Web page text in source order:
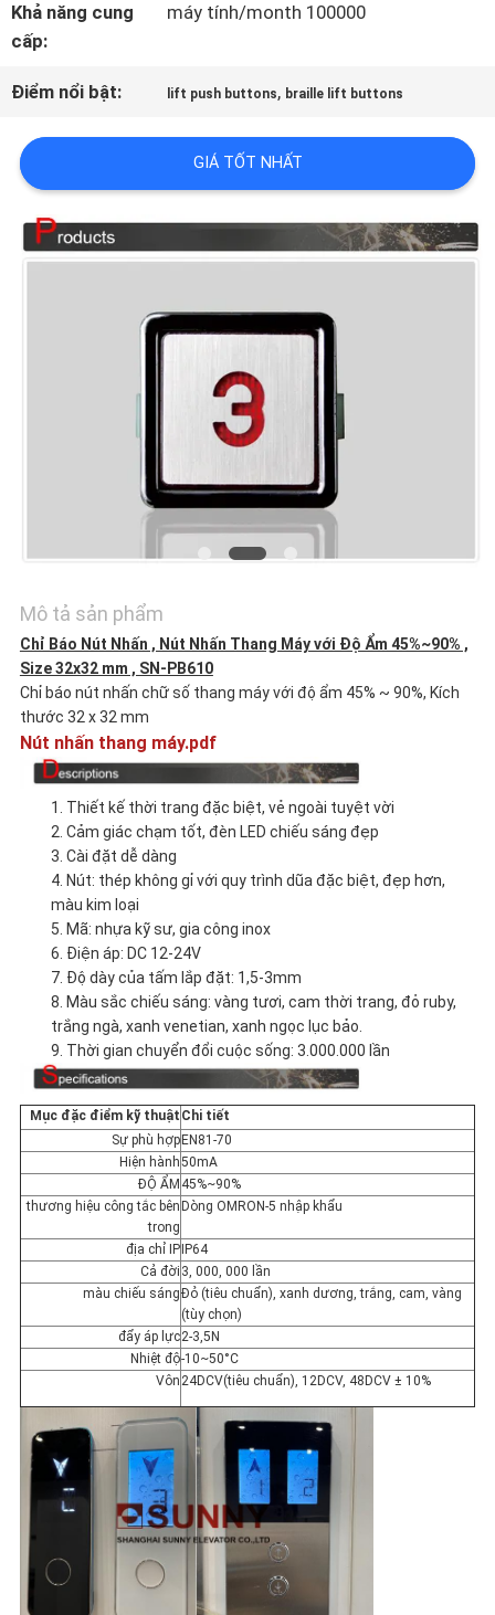
KIỂM
CHẤT
LƯỢNG
CÁC
TRƯỜNG
HỢP
TRANG
WEB
PRIVACY
POLICY
Khả năng cung
cấp:
máy tính/month 100000
Điểm nổi bật: lift push buttons, braille lift buttons
GIÁ TỐT NHẤT
Mô tả sản phẩm
Chỉ Báo Nút Nhấn , Nút Nhấn Thang Máy với Độ Ẩm 45%~90% ,
Size 32x32 mm , SN-PB610
Chỉ báo nút nhấn chữ số thang máy với độ ẩm 45% ~ 90%, Kích
thước 32 x 32 mm
Nút nhấn thang máy.pdf
1. Thiết kế thời trang đặc biệt, vẻ ngoài tuyệt vời
2. Cảm giác chạm tốt, đèn LED chiếu sáng đẹp
3. Cài đặt dễ dàng
4. Nút: thép không gỉ với quy trình dũa đặc biệt, đẹp hơn,
màu kim loại
5. Mã: nhựa kỹ sư, gia công inox
6. Điện áp: DC 12-24V
7. Độ dày của tấm lắp đặt: 1,5-3mm
8. Màu sắc chiếu sáng: vàng tươi, cam thời trang, đỏ ruby,
trắng ngà, xanh venetian, xanh ngọc lục bảo.
9. Thời gian chuyển đổi cuộc sống: 3.000.000 lần
Mục đặc điểm kỹ thuật Chi tiết
Sự phù hợp EN81-70
Hiện hành50mA
ĐỘ ẨM 45%~90%
thương hiệu công tắc bên
trong
Dòng OMRON-5 nhập khẩu
địa chỉ IP IP64
Cả đời 3, 000, 000 lần
màu chiếu sángĐỏ (tiêu chuẩn), xanh dương, trắng, cam, vàng
(tùy chọn)
đẩy áp lực2-3,5N
Nhiệt độ-10~50°C
Vôn24DCV(tiêu chuẩn), 12DCV, 48DCV ± 10%